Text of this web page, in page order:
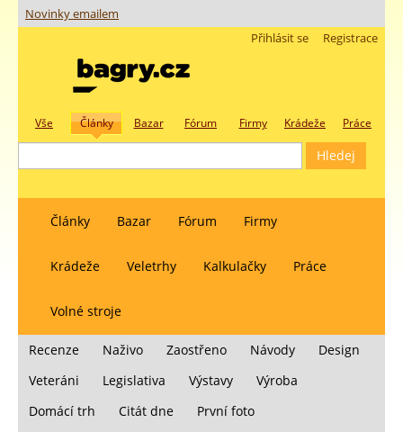
Novinky emailem
Registrace
Přihlásit se
Vše Články Bazar Fórum Firmy Krádeže Práce
Články Bazar Fórum Firmy
Krádeže Veletrhy Kalkulačky Práce
Volné stroje
Recenze Naživo Zaostřeno Návody
Design
Veteráni
Legislativa Výstavy
Výroba
Domácí trh
Citát dne
První foto